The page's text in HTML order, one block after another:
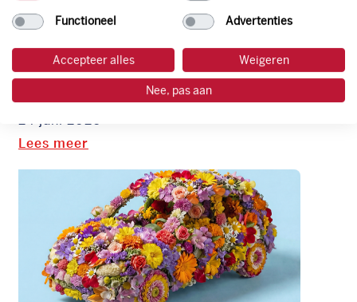
Ga goed voorbereid op weg: de
zomercheck voor je auto
24 juni 2026
Lees meer
Functioneel Advertenties
Accepteer alles Weigeren
Nee, pas aan